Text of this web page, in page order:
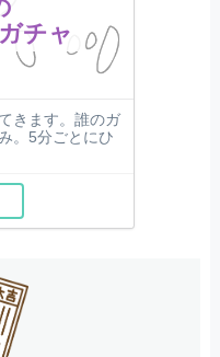
チャ
きます。誰のガ
。5分ごとにひ